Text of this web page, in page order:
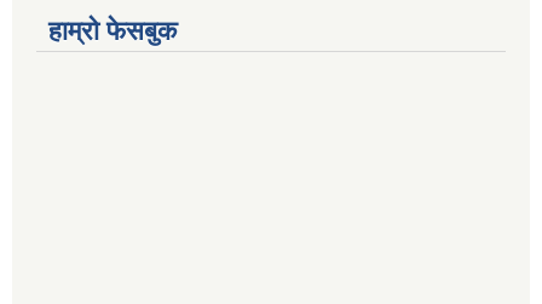
हाम्रो फेसबुक